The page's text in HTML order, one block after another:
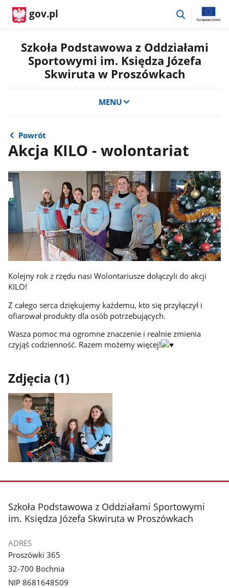
gov.pl
przejdź
Szkoła Podstawowa z Oddziałami
Sportowymi im. Księdza Józefa
Skwiruta w Proszówkach
MENU
Powrót
Akcja KILO - wolontariat
Kolejny rok z rzędu nasi Wolontariusze dołączyli do akcji
KILO!
Z całego serca dziękujemy każdemu, kto się przyłączył i
ofiarował produkty dla osób potrzebujących.
Wasza pomoc ma ogromne znaczenie i realnie zmienia
czyjąś codzienność. Razem możemy więcej!
Zdjęcia (1)
galerii.
stopka
Szkoła Podstawowa z Oddziałami Sportowymi
im. Księdza Józefa Skwiruta w Proszówkach
ADRES
Proszówki 365
32-700 Bochnia
NIP 8681648509